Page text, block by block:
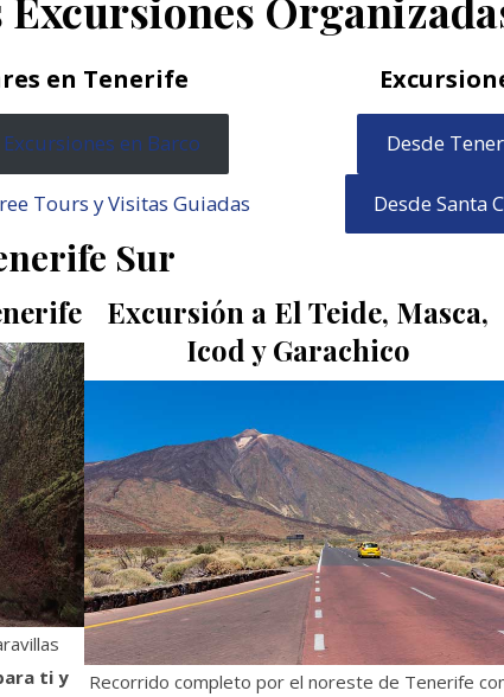
en Tenerife
Excursiones en Barco
Tours y Visitas Guiadas
Desde
Desde Santa
Sur
ti y
Excursión a El Teide, Masca,
Icod y Garachico
Recorrido completo por el noreste de Tenerife